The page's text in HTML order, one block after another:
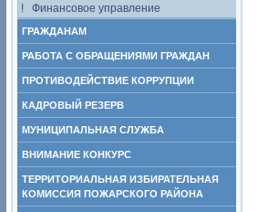
Финансовое управление
ГРАЖДАНАМ
РАБОТА С ОБРАЩЕНИЯМИ ГРАЖДАН
ПРОТИВОДЕЙСТВИЕ КОРРУПЦИИ
КАДРОВЫЙ РЕЗЕРВ
МУНИЦИПАЛЬНАЯ СЛУЖБА
ВНИМАНИЕ КОНКУРС
ТЕРРИТОРИАЛЬНАЯ ИЗБИРАТЕЛЬНАЯ
КОМИССИЯ ПОЖАРСКОГО РАЙОНА